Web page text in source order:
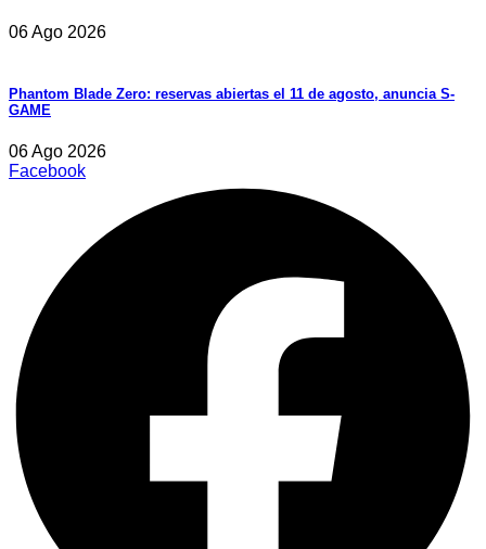
06 Ago 2026
Phantom Blade Zero: reservas abiertas el 11 de agosto, anuncia S-
GAME
06 Ago 2026
Facebook